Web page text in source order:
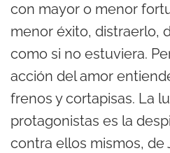
con mayor o menor
menor éxito, distraerlo,
como si no estuviera.
acción del amor
frenos y cortapisas. La
protagonistas es la
contra ellos mismos, de